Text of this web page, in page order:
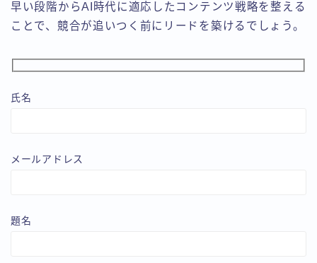
早い段階からAI時代に適応したコンテンツ戦略を整える
ことで、競合が追いつく前にリードを築けるでしょう。
氏名
メールアドレス
題名